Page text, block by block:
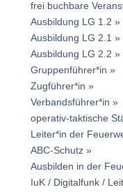
frei buchbare
Ausbildung LG 1.2
Ausbildung LG 2.1
Ausbildung LG 2.2
Gruppenführer*in
Zugführer*in
Verbandsführer*in
operativ-taktische
Leiter*in der
ABC-Schutz
Ausbilden in der
IuK / Digitalfunk /